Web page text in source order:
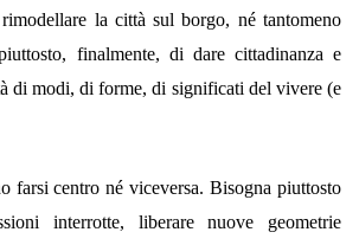
la città sul borgo, né tantomeno
finalmente, di dare cittadinanza e
di modi, di forme, di significati del vivere (e
farsi centro né viceversa. Bisogna piuttosto
interrotte, liberare nuove geometrie